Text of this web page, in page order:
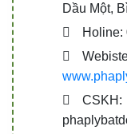
Dầu Một,
Holine:
CSKH: